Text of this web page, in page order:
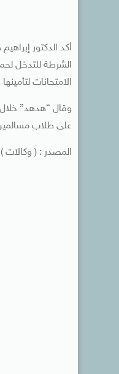
أكد الدكتور
الشرطة للتدخل
الامتحانات
وقال “هدهد” خلال
على طلاب
المصدر : ( وكالات )